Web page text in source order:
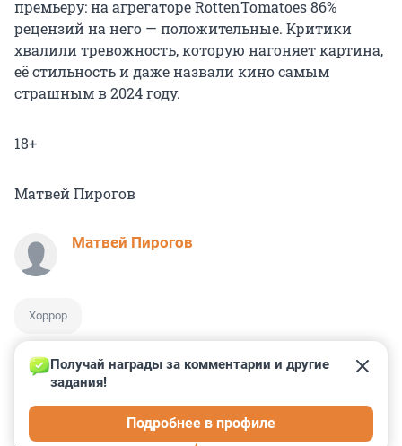
премьеру: на агрегаторе RottenTomatoes 86%
рецензий на него — положительные. Критики
хвалили тревожность, которую нагоняет картина,
её стильность и даже назвали кино самым
страшным в 2024 году.
18+
Матвей Пирогов
Матвей Пирогов
Хоррор
5
Получай награды за комментарии и другие
задания!
Подробнее в профиле